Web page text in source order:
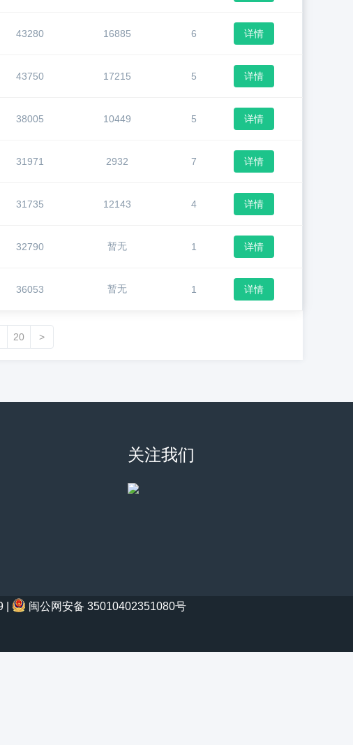
43280 16885 6 详情
43750 17215 5 详情
38005 10449 5 详情
31971 2932 7 详情
31735 12143 4 详情
32790 暂无 1 详情
36053 暂无 1 详情
20 >
关注我们
闽公网安备 35010402351080号